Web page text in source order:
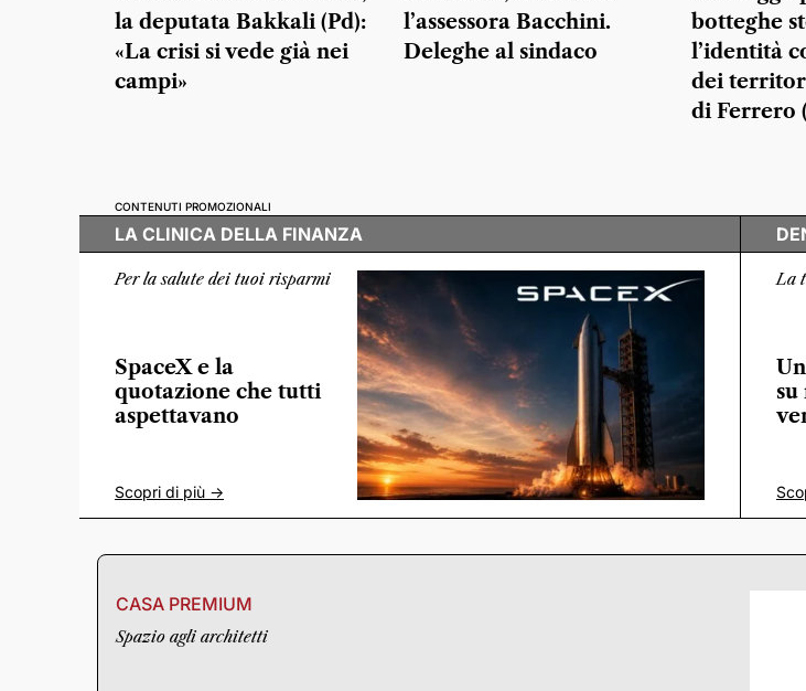
la deputata Bakkali (Pd):
«La crisi si vede già nei
campi»
l’assessora Bacchini.
Deleghe al sindaco
botteghe
l’identità
dei
di Ferrero
CONTENUTI PROMOZIONALI
LA CLINICA DELLA FINANZA
Per la salute dei tuoi risparmi
SpaceX e la
quotazione che tutti
aspettavano
Scopri di più ->
La
su
CASA PREMIUM
Spazio agli architetti